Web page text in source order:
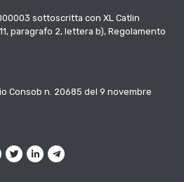
sottoscritta con XL Catlin
paragrafo 2, lettera b), Regolamento
Consob n. 20685 del 9 novembre